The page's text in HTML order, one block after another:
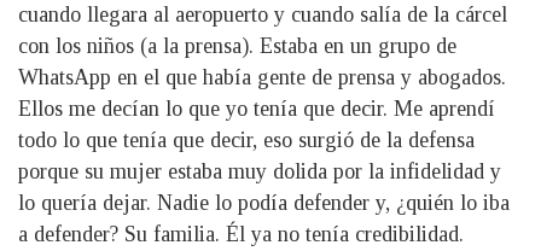
cuando llegara al aeropuerto y cuando salía de la cárcel
con los niños (a la prensa). Estaba en un grupo de
WhatsApp en el que había gente de prensa y abogados.
Ellos me decían lo que yo tenía que decir. Me aprendí
todo lo que tenía que decir, eso surgió de la defensa
porque su mujer estaba muy dolida por la infidelidad y
lo quería dejar. Nadie lo podía defender y, ¿quién lo iba
a defender? Su familia. Él ya no tenía credibilidad.